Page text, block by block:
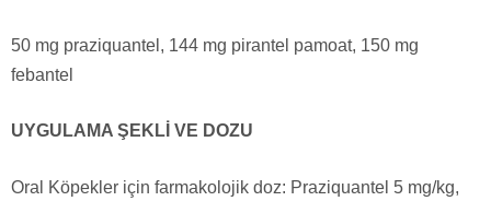
50 mg praziquantel, 144 mg pirantel pamoat, 150 mg
febantel
UYGULAMA ŞEKLİ VE DOZU
Oral Köpekler için farmakolojik doz: Praziquantel 5 mg/kg,